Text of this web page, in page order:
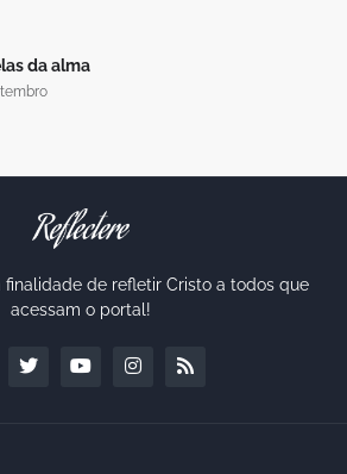
da alma
finalidade de refletir Cristo a todos que
acessam o portal!